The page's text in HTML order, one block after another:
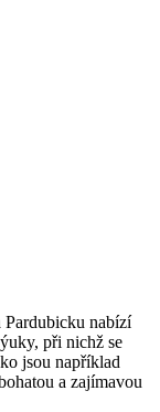
nabízí
při nichž se
jsou například
a zajímavou